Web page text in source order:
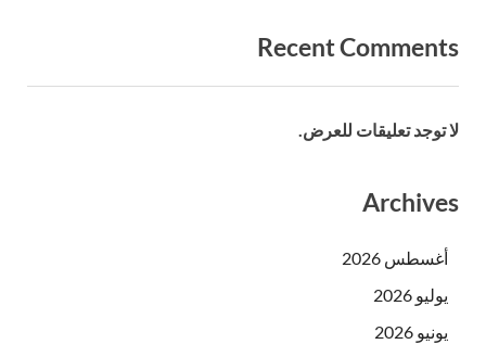
Recent Comments
لا توجد تعليقات للعرض.
Archives
أغسطس 2026
يوليو 2026
يونيو 2026